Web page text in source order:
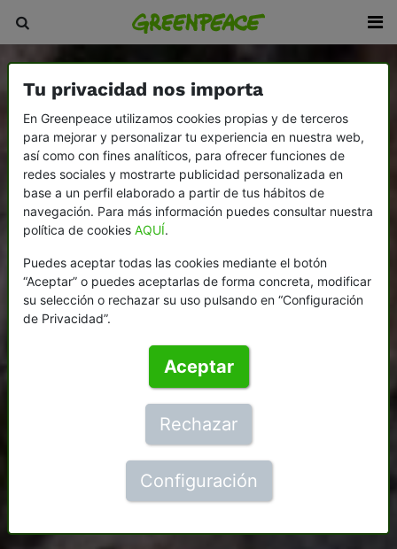
Tu privacidad nos importa
En Greenpeace utilizamos cookies propias y de terceros
para mejorar y personalizar tu experiencia en nuestra web,
así como con fines analíticos, para ofrecer funciones de
redes sociales y mostrarte publicidad personalizada en
base a un perfil elaborado a partir de tus hábitos de
navegación. Para más información puedes consultar nuestra
política de cookies AQUÍ.
Puedes aceptar todas las cookies mediante el botón
“Aceptar” o puedes aceptarlas de forma concreta, modificar
su selección o rechazar su uso pulsando en “Configuración
de Privacidad”.
Aceptar
Rechazar
Configuración